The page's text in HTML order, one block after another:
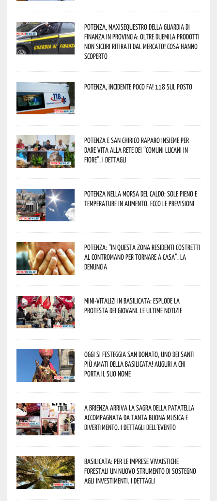
Potenza, maxisequestro della Guardia di
Finanza in provincia: oltre duemila prodotti
non sicuri ritirati dal mercato! Cosa hanno
scoperto
Potenza, incidente poco fa! 118 sul posto
Potenza e San Chirico Raparo insieme per
dare vita alla rete dei “Comuni Lucani in
Fiore”. I dettagli
Potenza nella morsa del caldo: sole pieno e
temperature in aumento. Ecco le previsioni
Potenza: “In questa zona residenti costretti
al contromano per tornare a casa”. La
denuncia
Mini-vitalizi in Basilicata: esplode la
protesta dei giovani. Le ultime notizie
Oggi si festeggia San Donato, uno dei Santi
più amati della Basilicata! Auguri a chi
porta il suo nome
A Brienza arriva la Sagra della Patatella
accompagnata da tanta buona musica e
divertimento. I dettagli dell’evento
Basilicata: per le imprese vivaistiche
forestali un nuovo strumento di sostegno
agli investimenti. I dettagli